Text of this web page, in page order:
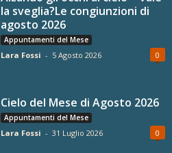
la sveglia?Le congiunzioni di
agosto 2026
Appuntamenti del Mese
Lara Fossi - 5 Agosto 2026 0
Cielo del Mese di Agosto 2026
Appuntamenti del Mese
Lara Fossi - 31 Luglio 2026 0